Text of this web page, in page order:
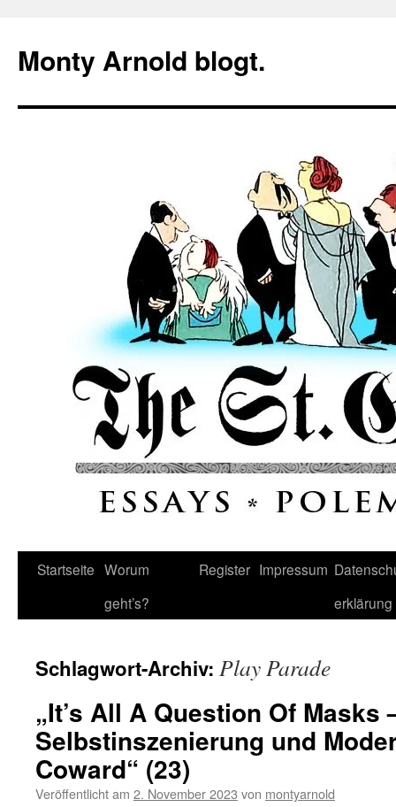
springen
Monty Arnold blogt.
Startseite Worum
geht’s?
Register Impressum
erklärung
Schlagwort-Archiv: Play Parade
„It’s All A Question Of Masks
Selbstinszenierung und
Coward“ (23)
Veröffentlicht am 2. November 2023 von montyarnold